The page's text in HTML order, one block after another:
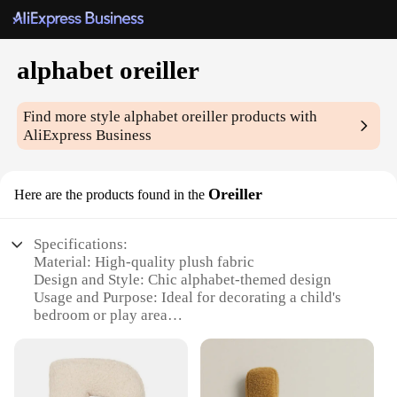
alphabet oreiller
Find more stylealphabet oreiller products with
AliExpress Business
Here are the products found in the Oreiller
Specifications:
Material: High-quality plush fabric
Design and Style: Chic alphabet-themed design
Usage and Purpose: Ideal for decorating a child's
bedroom or play area
Shape or Size: Available in multiple sizes to fit
various bed sizes